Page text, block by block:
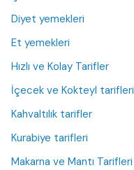
Diyet yemekleri
Et yemekleri
Hızlı ve Kolay Tarifler
İçecek ve Kokteyl tarifleri
Kahvaltılık tarifler
Kurabiye tarifleri
Makarna ve Mantı Tarifleri